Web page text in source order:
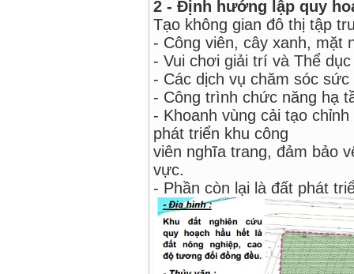
2 - Định hướng lập quy
Tạo không gian đô thị tập
- Công viên, cây xanh,
- Vui chơi giải trí và Thể
- Các dịch vụ chăm sóc
- Công trình chức năng hạ
- Khoanh vùng cải tạo
phát triển khu công
viên nghĩa trang, đảm bảo
vực.
- Phần còn lại là đất phát